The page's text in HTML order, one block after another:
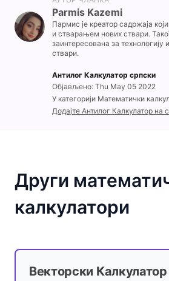
Parmis Kazemi
Пармис је креатор садржаја
и стварањем нових ствари.
заинтересована за
ствари.
Антилог Калкулатор српски
Објављено: Thu May 05 2022
У категорији Математички
Додајте Антилог Калкулатор на
Други
калкулатори
Векторски